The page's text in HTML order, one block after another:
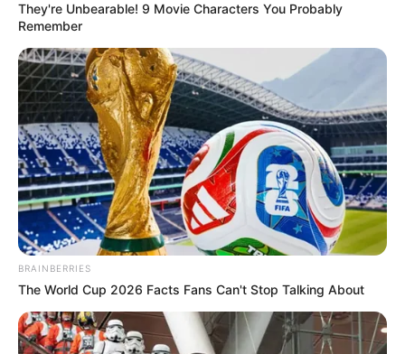
They're Unbearable! 9 Movie Characters You Probably
Remember
BRAINBERRIES
The World Cup 2026 Facts Fans Can't Stop Talking About